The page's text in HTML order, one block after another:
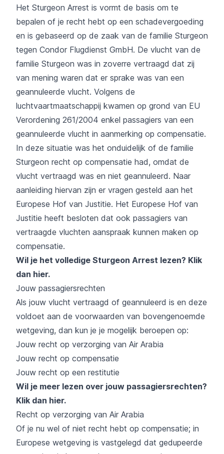
Het Sturgeon Arrest is vormt de basis om te
bepalen of je recht hebt op een schadevergoeding
en is gebaseerd op de zaak van de familie Sturgeon
tegen Condor Flugdienst GmbH. De vlucht van de
familie Sturgeon was in zoverre vertraagd dat zij
van mening waren dat er sprake was van een
geannuleerde vlucht. Volgens de
luchtvaartmaatschappij kwamen op grond van EU
Verordening 261/2004 enkel passagiers van een
geannuleerde vlucht in aanmerking op compensatie.
In deze situatie was het onduidelijk of de familie
Sturgeon recht op compensatie had, omdat de
vlucht vertraagd was en niet geannuleerd. Naar
aanleiding hiervan zijn er vragen gesteld aan het
Europese Hof van Justitie. Het Europese Hof van
Justitie heeft besloten dat ook passagiers van
vertraagde vluchten aanspraak kunnen maken op
compensatie.
Wil je het volledige Sturgeon Arrest lezen? Klik
dan hier.
Jouw passagiersrechten
Als jouw vlucht vertraagd of geannuleerd is en deze
voldoet aan de voorwaarden van bovengenoemde
wetgeving, dan kun je je mogelijk beroepen op:
Jouw recht op verzorging van Air Arabia
Jouw recht op compensatie
Jouw recht op een restitutie
Wil je meer lezen over jouw passagiersrechten?
Klik dan hier.
Recht op verzorging van Air Arabia
Of je nu wel of niet recht hebt op compensatie; in
Europese wetgeving is vastgelegd dat gedupeerde